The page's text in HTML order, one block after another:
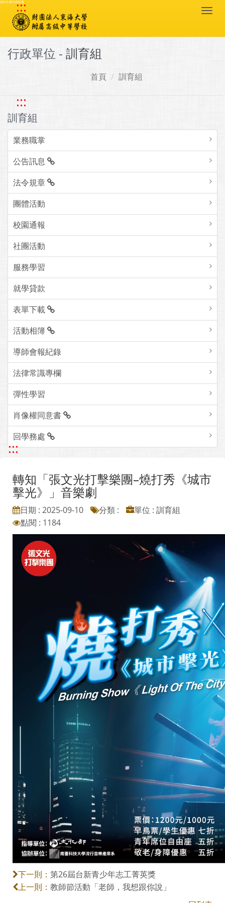
跳到主要內容區塊
:::
行政單位 - 訓育組
首頁 訓育組
:::
訓育組
業務職掌
公告訊息
法令規章
團體活動
校園通報
社團活動
服務學習
就學貸款
表單下載
活動相簿
導師會報紀錄
法律常識專欄
彈性學習
肖像權同意書
回學務處
:::
轉知「張文光打擊樂團–燒打秀《城市
擊光》」音樂劇
日期 : 2025-09-10 分類 :
單位 : 訓育組
點閱 : 1184
下一則： 第26屆台新青少年志工菁英獎
上一則： 教師節活動「老師，我想跟你說」